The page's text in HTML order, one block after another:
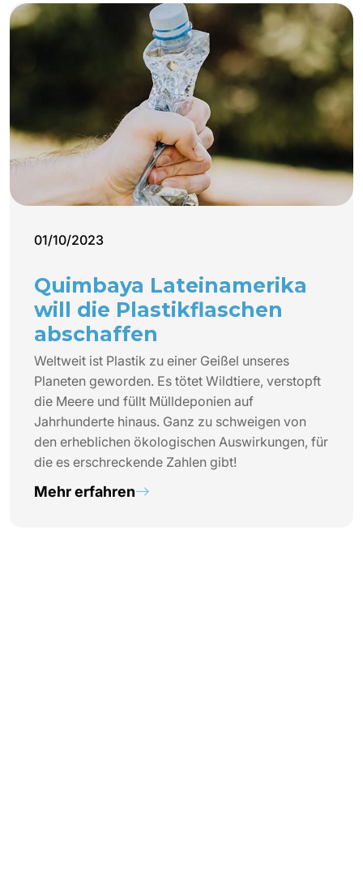
01/10/2023
Quimbaya Lateinamerika
will die Plastikflaschen
abschaffen
Weltweit ist Plastik zu einer Geißel unseres
Planeten geworden. Es tötet Wildtiere, verstopft
die Meere und füllt Mülldeponien auf
Jahrhunderte hinaus. Ganz zu schweigen von
den erheblichen ökologischen Auswirkungen, für
die es erschreckende Zahlen gibt!
Mehr erfahren